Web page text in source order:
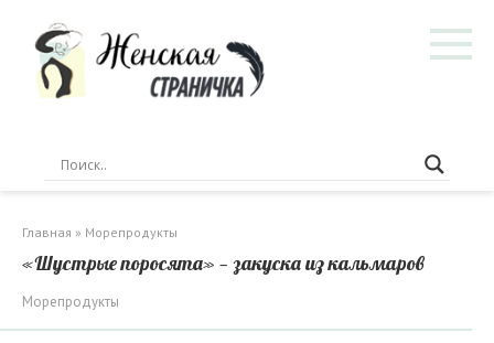
контенту
Главная » Морепродукты
«Шустрые поросята» — закуска из кальмаров
Морепродукты